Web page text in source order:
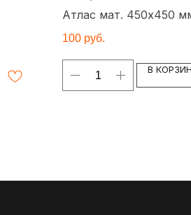
Атлас мат. 450х450
100 руб.
В